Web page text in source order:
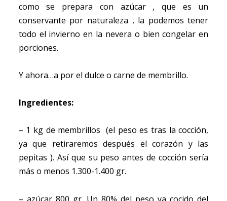
como se prepara con azúcar , que es un
conservante por naturaleza , la podemos tener
todo el invierno en la nevera o bien congelar en
porciones.
Y ahora…a por el dulce o carne de membrillo.
Ingredientes:
– 1 kg de membrillos (el peso es tras la cocción,
ya que retiraremos después el corazón y las
pepitas ). Así que su peso antes de cocción sería
más o menos 1.300-1.400 gr.